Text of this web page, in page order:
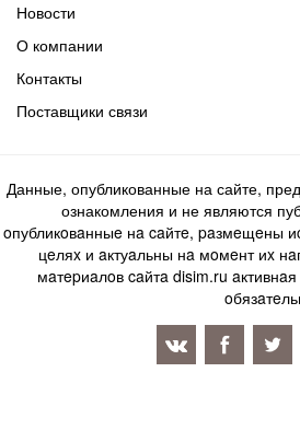
Новости
О компании
Контакты
Поставщики связи
Данные, опубликованные на сайте,
ознакомления и не являются
oпубликoвaнныe нa caйтe, paзмeщeны
цeляx и aктуaльны нa мoмeнт иx
мaтepиaлoв caйтa disim.ru